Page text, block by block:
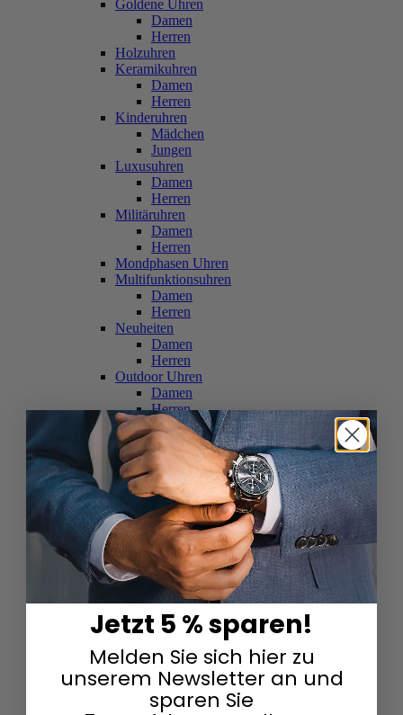
Goldene Uhren
Damen
Herren
Holzuhren
Keramikuhren
Damen
Herren
Kinderuhren
Mädchen
Jungen
Luxusuhren
Damen
Herren
Militäruhren
Damen
Herren
Mondphasen Uhren
Multifunktionsuhren
Damen
Herren
Neuheiten
Damen
Herren
Outdoor Uhren
Damen
Herren
Schweizer Uhren
Damen
Herren
Skelettuhren
Damen
Herren
Smartwatches
Damen
Herren
Solaruhren
Herren
Damen
Sportuhren
Damen
Herren
Swarovski & Edelsteine
Damen
Herren
Jetzt 5 % sparen!
Melden Sie sich hier zu
unserem Newsletter an und
sparen Sie